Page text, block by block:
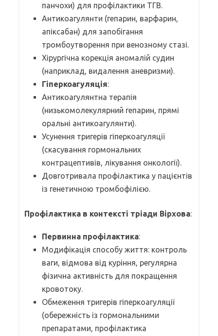
панчохи) для профілактики ТГВ.
Антикоагулянти (гепарин, варфарин,
апіксабан) для запобігання
тромбоутворення при венозному стазі.
Хірургічна корекція аномалій судин
(наприклад, видалення аневризми).
Гіперкоагуляція:
Антикоагулянтна терапія
(низькомолекулярний гепарин, прямі
оральні антикоагулянти).
Усунення тригерів гіперкоагуляції
(скасування гормональних
контрацептивів, лікування онкології).
Довготривала профілактика у пацієнтів
із генетичною тромбофілією.
Профілактика в контексті тріади Вірхова:
Первинна профілактика:
Модифікація способу життя: контроль
ваги, відмова від куріння, регулярна
фізична активність для покращення
кровотоку.
Обмеження тригерів гіперкоагуляції
(обережність із гормональними
препаратами, профілактика